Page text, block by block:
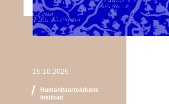
15.10.2025
Humanitaarteaduste
instituut